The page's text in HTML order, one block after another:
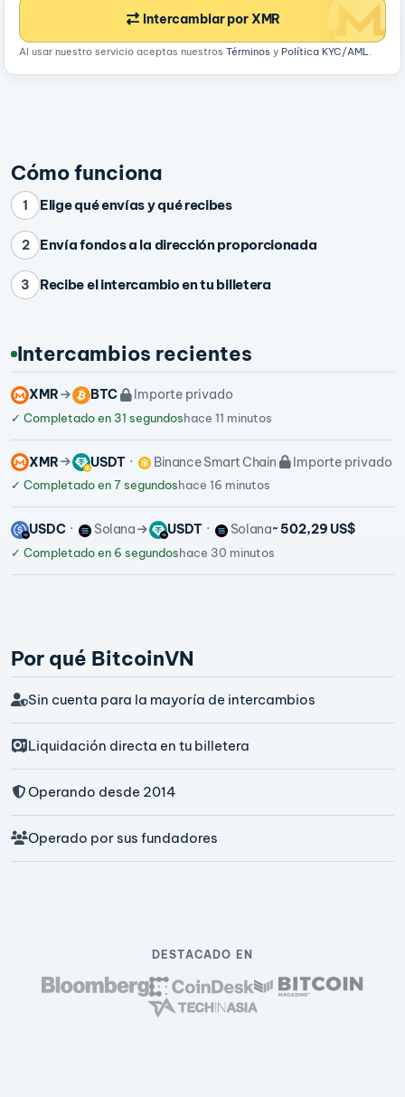
Intercambiar por XMR
Al usar nuestro servicio aceptas nuestros Términos y Política KYC/AML.
Cómo funciona
1 Elige qué envías y qué recibes
2 Envía fondos a la dirección proporcionada
3 Recibe el intercambio en tu billetera
Intercambios recientes
XMR BTC Importe privado
✓ Completado en 31 segundoshace 11 minutos
XMR USDT Binance Smart Chain Importe privado
✓ Completado en 7 segundoshace 16 minutos
USDC Solana USDT Solana~ 502,29 US$
✓ Completado en 6 segundoshace 30 minutos
Por qué BitcoinVN
Sin cuenta para la mayoría de intercambios
Liquidación directa en tu billetera
Operando desde 2014
Operado por sus fundadores
DESTACADO EN